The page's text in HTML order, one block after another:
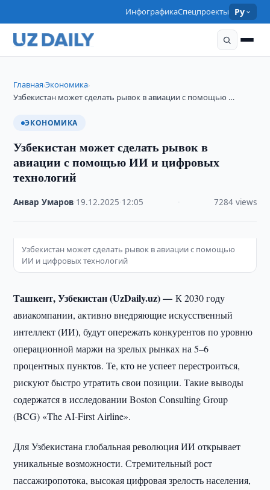
ИнфографикаСпецпроекты Ру
Главная›Экономика›
Узбекистан может сделать рывок в авиации с помощью …
ЭКОНОМИКА
Узбекистан может сделать рывок в
авиации с помощью ИИ и цифровых
технологий
Анвар Умаров 19.12.2025 12:05 7284 views
Узбекистан может сделать рывок в авиации с помощью
ИИ и цифровых технологий
Ташкент, Узбекистан (UzDaily.uz) —К 2030 году
авиакомпании, активно внедряющие искусственный
интеллект (ИИ), будут опережать конкурентов по уровню
операционной маржи на зрелых рынках на 5–6
процентных пунктов. Те, кто не успеет перестроиться,
рискуют быстро утратить свои позиции. Такие выводы
содержатся в исследовании Boston Consulting Group
(BCG) «The AI-First Airline».
Для Узбекистана глобальная революция ИИ открывает
уникальные возможности. Стремительный рост
пассажиропотока, высокая цифровая зрелость населения,